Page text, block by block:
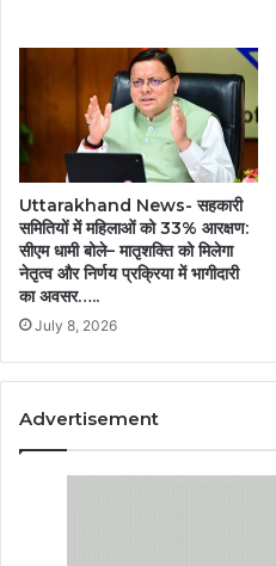
Uttarakhand News- सहकारी
समितियों में महिलाओं को 33% आरक्षण:
सीएम धामी बोले– मातृशक्ति को मिलेगा
नेतृत्व और निर्णय प्रक्रिया में भागीदारी
का अवसर…..
July 8, 2026
Advertisement